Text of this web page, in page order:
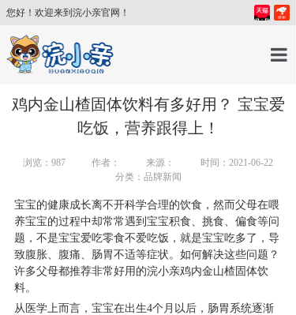
您好！欢迎来到浣小亲官网！
鸡内金山楂固体饮料有多好用？ 宝宝爱
吃饭，营养跟得上！
浏览： 987 作者： 来源：
时间：2021-06-22
分类：品牌新闻
宝宝的健康成长离不开科学合理的饮食，然而父母在喂
养宝宝的过程中却常常遇到宝宝积食、挑食、偏食等问
题，不是宝宝爱吃零食不爱吃饭，就是宝宝吃多了，导
致腹胀、腹痛、肠胃不适等症状。如何解决这些问题？
许多父母都推荐非常好用的浣小亲鸡内金山楂固体饮
料。
从医学上而言，宝宝在出生4个月以后，肠胃系统逐渐